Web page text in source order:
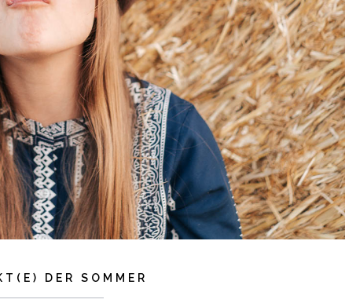
DER SOMMER